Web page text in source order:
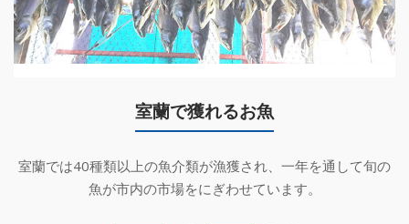
室蘭で獲れるお⿂
室蘭では40種類以上の⿂介類が漁獲され、⼀年を通して旬の
⿂が市内の市場をにぎわせています。